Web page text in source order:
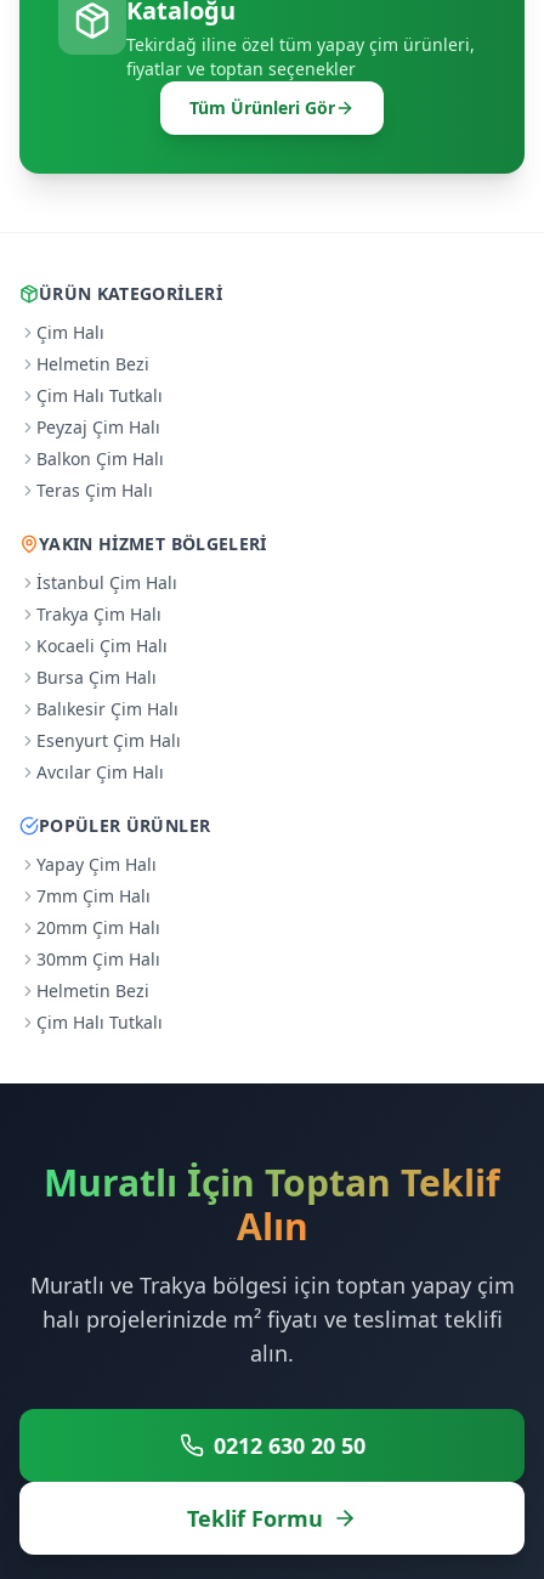
Kataloğu
Tekirdağ iline özel tüm yapay çim ürünleri,
fiyatlar ve toptan seçenekler
Tüm Ürünleri Gör
ÜRÜN KATEGORILERI
Çim Halı
Helmetin Bezi
Çim Halı Tutkalı
Peyzaj Çim Halı
Balkon Çim Halı
Teras Çim Halı
YAKIN HIZMET BÖLGELERI
İstanbul Çim Halı
Trakya Çim Halı
Kocaeli Çim Halı
Bursa Çim Halı
Balıkesir Çim Halı
Esenyurt Çim Halı
Avcılar Çim Halı
POPÜLER ÜRÜNLER
Yapay Çim Halı
7mm Çim Halı
20mm Çim Halı
30mm Çim Halı
Helmetin Bezi
Çim Halı Tutkalı
Muratlı İçin Toptan Teklif
Alın
Muratlı ve Trakya bölgesi için toptan yapay çim
halı projelerinizde m² fiyatı ve teslimat teklifi
alın.
0212 630 20 50
Teklif Formu